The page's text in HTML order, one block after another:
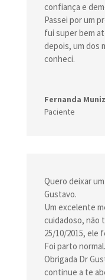
confiança e
Passei por um
fui super bem
depois, um dos
conheci.
Fernanda Muniz
Paciente
Quero deixar
Gustavo.
Um excelente
cuidadoso, não
25/10/2015, ele
Foi parto normal.
Obrigada Dr
continue a te